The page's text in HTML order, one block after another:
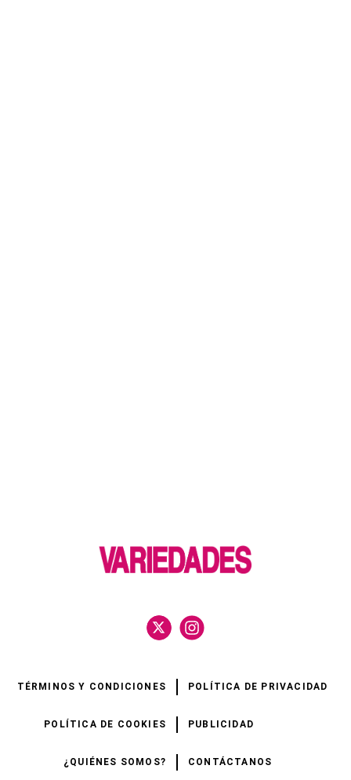
TÉRMINOS Y CONDICIONES POLÍTICA DE PRIVACIDAD
POLÍTICA DE COOKIES PUBLICIDAD
¿QUIÉNES SOMOS? CONTÁCTANOS